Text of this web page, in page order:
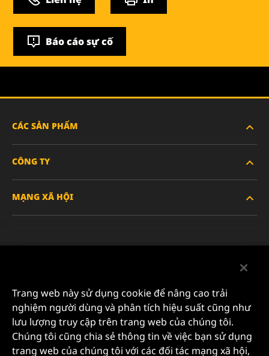
Báo cáo sự cố
CÁC SẢN PHẨM
XE HÀNH KHÁCH VÀ XE TẢI NHẸ
CÔNG TY
VỀ CHÚNG TÔI
SỰ NGHIỆP
QUYỀN RIÊNG TƯ DỮ LIỆU
MẠNG XÃ HỘI
Facebook
YouTube
MANN+HUMMEL FILTER TECHNOLOGY (S.E.A.) PTE
Trang web này sử dụng cookie để nâng cao trải
nghiệm người dùng và phân tích hiệu suất cũng như
lưu lượng truy cập trên trang web của chúng tôi.
Chúng tôi cũng chia sẻ thông tin về việc bạn sử dụng
trang web của chúng tôi với các đối tác mạng xã hội,